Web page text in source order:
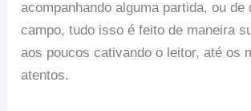
acompanhando alguma partida, ou de
campo, tudo isso é feito de maneira
aos poucos cativando o leitor, até os
atentos.